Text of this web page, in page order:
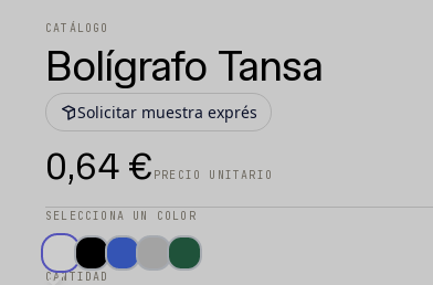
CATÁLOGO
Bolígrafo Tansa
Solicitar muestra exprés
0,64 € PRECIO UNITARIO
SELECCIONA UN COLOR
CANTIDAD